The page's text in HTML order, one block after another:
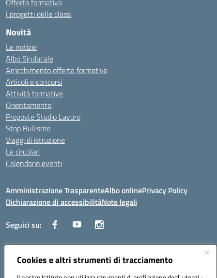
Cookies e altri strumenti di tracciamento
Offerta formativa
I progetti delle classi
Novità
Le notizie
Albo Sindacale
Arricchimento offerta formativa
Articoli e concorsi
Attività formative
Orientamento
Proposte Studio Lavoro
Stop Bullismo
Viaggi di istruzione
Le circolari
Calendario eventi
Amministrazione TrasparenteAlbo onlinePrivacy Policy
Dichiarazione di accessibilitàNote legali
Seguici su:
Indirizzo:Corso Fornari, 1 - 70056 Molfetta